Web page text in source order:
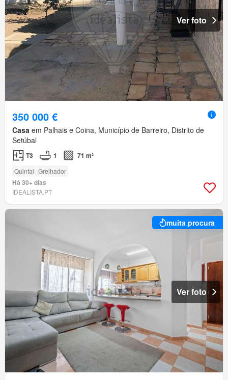
Ver foto
350 000 €
Casa em Palhais e Coina, Município de Barreiro, Distrito de
Setúbal
T3 1 71 m²
Quintal Grelhador
Há 30+ dias
IDEALISTA.PT
muita procura
Ver foto